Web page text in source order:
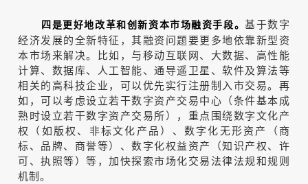
四是更好地改革和创新资本市场融资手段。基于数字
经济发展的全新特征，其融资问题要更多地依靠新型资
本市场来解决。比如，与移动互联网、大数据、高性能
计算、数据库、人工智能、通导遥卫星、软件及算法等
相关的高科技企业，可以优先实行注册制入市交易。再
如，可以考虑设立若干数字资产交易中心（条件基本成
熟时设立若干数字资产交易所），重点围绕数字文化产
权（如版权、非标文化产品）、数字化无形资产（商
标、品牌、商誉等）、数字化权益资产（知识产权、许
可、执照等）等，加快探索市场化交易法律法规和规则
机制。